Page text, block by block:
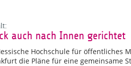
auch nach Innen gerichtet
Hochschule für öffentliches
die Pläne für eine gemeinsame